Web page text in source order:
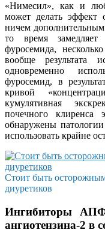
«Нимесил», как и
может делать эффект
ничем дополнительным
то время
фуросемида,
вообще результата
одновременно
фуросемид, в
кривой
кумулятивная
почечного клиренса
обнаружены патологии
использовать крайне
Стоит быть
диуретиков
Ингибиторы АПФ
ангиотензина-2 в